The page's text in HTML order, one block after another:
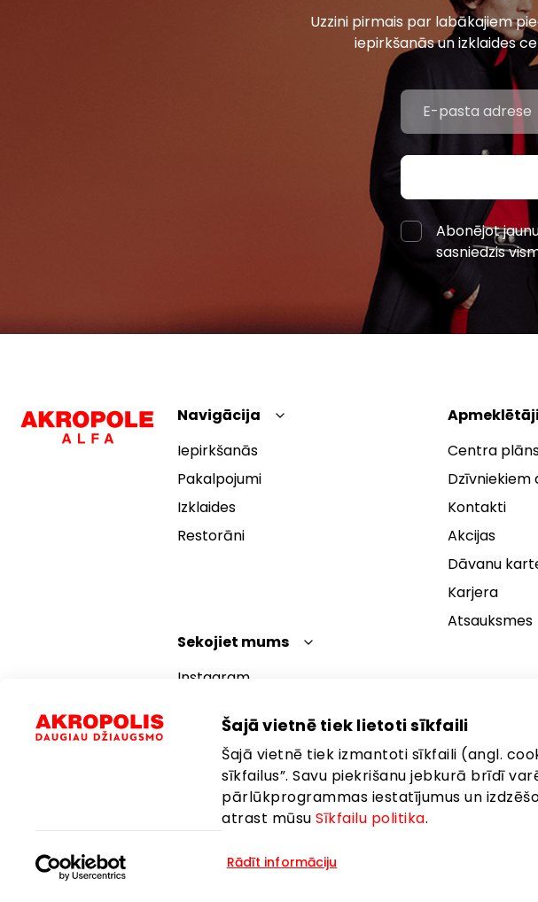
Šajā vietnē tiek lietoti sīkfaili
Šajā vietnē tiek izmantoti sīkfaili (angl.
sīkfailus”. Savu piekrišanu jebkurā brīdī
pārlūkprogrammas iestatījumus un
atrast mūsu Sīkfailu politika.
Rādīt informāciju
Uzzini pirmais par labākajiem
iepirkšanās un izklaides
Abonējot
sasniedzis
Navigācija
Iepirkšanās
Pakalpojumi
Izklaides
Restorāni
Centra
Dzīvniekiem
Kontakti
Akcijas
Dāvanu
Karjera
Atsauksmes
Sekojiet mums
Instagram
YouTube
Valoda:Latviešu